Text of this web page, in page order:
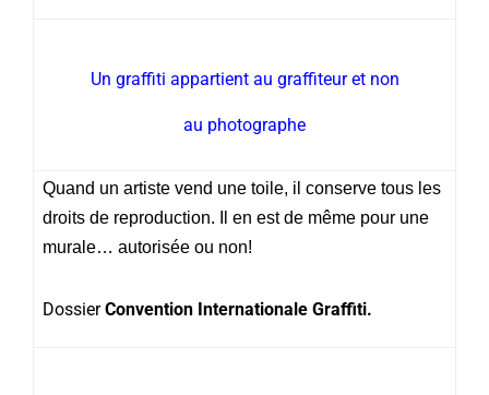
Un graffiti appartient au graffiteur et non
au photographe
Quand un artiste vend une toile, il conserve tous les
droits de reproduction. Il en est de même pour une
murale… autorisée ou non!
DossierConvention Internationale Graffiti.